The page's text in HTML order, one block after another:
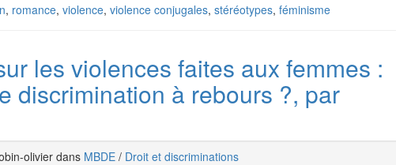
, romance, violence, violence conjugales, stéréotypes, féminisme
les violences faites aux femmes :
discrimination à rebours ?, par
olivier dans MBDE / Droit et discriminations